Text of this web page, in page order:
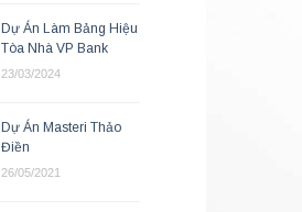
Dự Án Làm Bảng Hiệu
Tòa Nhà VP Bank
23/03/2024
Dự Án Masteri Thảo
Điền
26/05/2021